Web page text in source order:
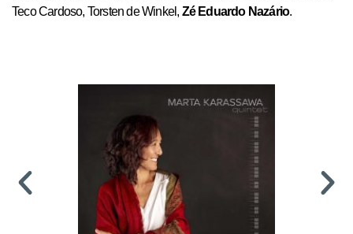
Teco Cardoso, Torsten de Winkel, Zé Eduardo Nazário.